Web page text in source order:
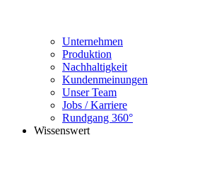
Unternehmen
Produktion
Nachhaltigkeit
Kundenmeinungen
Unser Team
Jobs / Karriere
Rundgang 360°
Wissenswert